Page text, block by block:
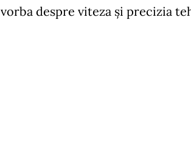
vorba despre viteza și precizia